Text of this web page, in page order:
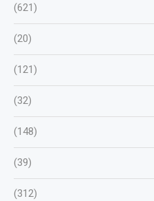
(621)
(20)
(121)
(32)
(148)
(39)
(312)